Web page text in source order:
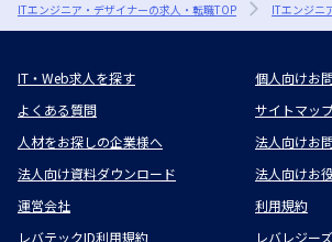
ITエンジニア・デザイナーの求人・転職TOP ITエンジニ
IT・Web求人を探す
個人向けお
よくある質問
サイトマッ
人材をお探しの企業様へ
法人向けお
法人向け資料ダウンロード
法人向けお
運営会社
利用規約
レバテックID利用規約
レバレジー